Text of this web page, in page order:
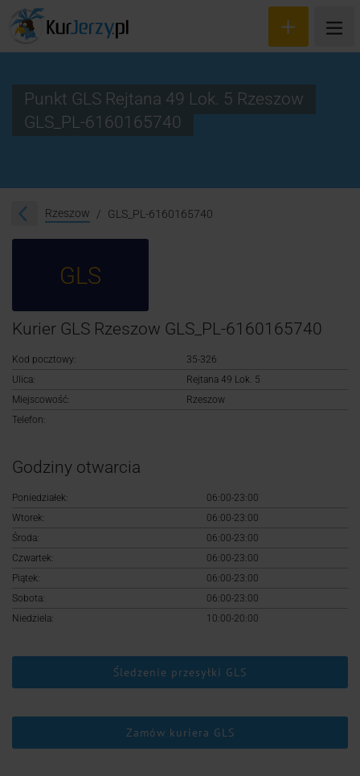
Śledzenie przesyłki
Logowanie
Punkt GLS Rejtana 49 Lok. 5 Rzeszow
GLS_PL-6160165740
Rzeszow GLS_PL-6160165740
GLS
Kurier GLS Rzeszow GLS_PL-6160165740
Kod pocztowy:
35-326
Ulica:
Rejtana 49 Lok. 5
Miejscowość:
Rzeszow
Telefon:
Godziny otwarcia
Poniedziałek:
06:00-23:00
Wtorek:
06:00-23:00
Środa:
06:00-23:00
Czwartek:
06:00-23:00
Piątek:
06:00-23:00
Sobota:
06:00-23:00
Niedziela:
10:00-20:00
Śledzenie przesyłki GLS
Zamów kuriera GLS